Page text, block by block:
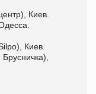
Киев.
Киев.